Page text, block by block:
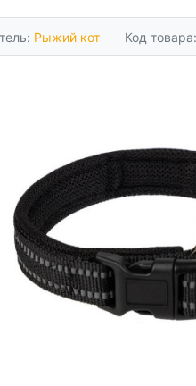
Рыжий кот Код товара: